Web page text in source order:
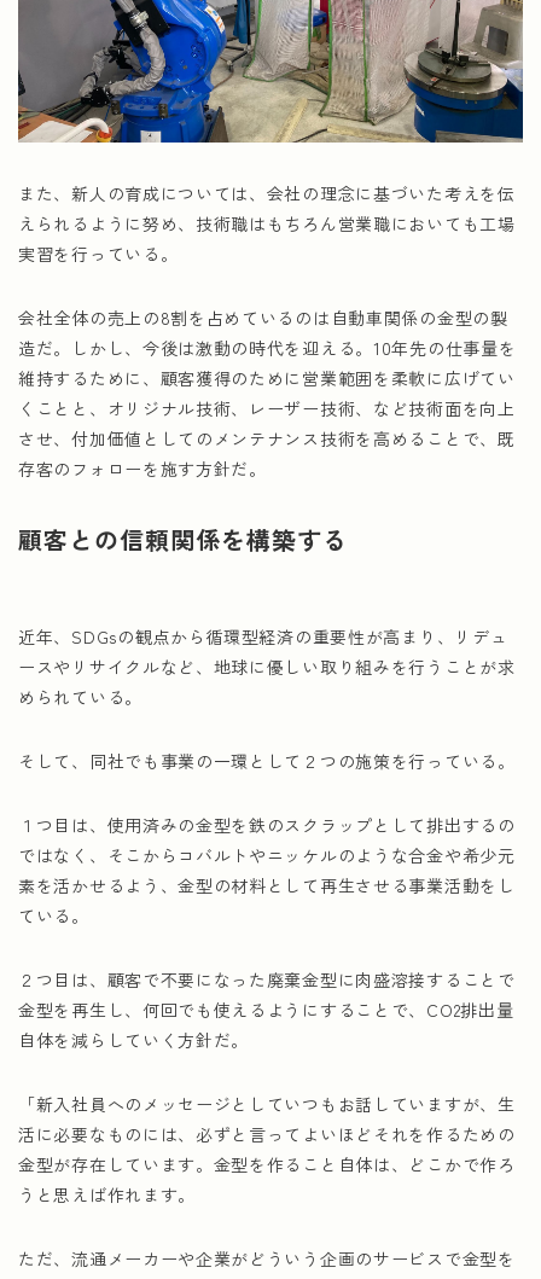
また、新人の育成については、会社の理念に基づいた考えを伝
えられるように努め、技術職はもちろん営業職においても工場
実習を行っている。
会社全体の売上の8割を占めているのは自動車関係の金型の製
造だ。しかし、今後は激動の時代を迎える。10年先の仕事量を
維持するために、顧客獲得のために営業範囲を柔軟に広げてい
くことと、オリジナル技術、レーザー技術、など技術面を向上
させ、付加価値としてのメンテナンス技術を高めることで、既
存客のフォローを施す方針だ。
顧客との信頼関係を構築する
近年、SDGsの観点から循環型経済の重要性が高まり、リデュ
ースやリサイクルなど、地球に優しい取り組みを行うことが求
められている。
そして、同社でも事業の一環として２つの施策を行っている。
１つ目は、使用済みの金型を鉄のスクラップとして排出するの
ではなく、そこからコバルトやニッケルのような合金や希少元
素を活かせるよう、金型の材料として再生させる事業活動をし
ている。
２つ目は、顧客で不要になった廃棄金型に肉盛溶接することで
金型を再生し、何回でも使えるようにすることで、CO2排出量
自体を減らしていく方針だ。
「新入社員へのメッセージとしていつもお話していますが、生
活に必要なものには、必ずと言ってよいほどそれを作るための
金型が存在しています。金型を作ること自体は、どこかで作ろ
うと思えば作れます。
ただ、流通メーカーや企業がどういう企画のサービスで金型を